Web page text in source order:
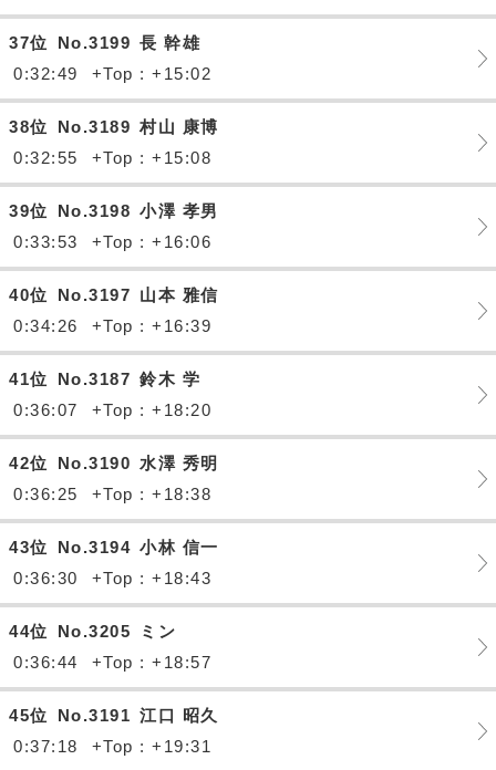
37位 No.3199 長 幹雄
0:32:49
+Top : +15:02
38位 No.3189 村山 康博
0:32:55
+Top : +15:08
39位 No.3198 小澤 孝男
0:33:53
+Top : +16:06
40位 No.3197 山本 雅信
0:34:26
+Top : +16:39
41位 No.3187 鈴木 学
0:36:07
+Top : +18:20
42位 No.3190 水澤 秀明
0:36:25
+Top : +18:38
43位 No.3194 小林 信一
0:36:30
+Top : +18:43
44位 No.3205
ミン
0:36:44
+Top : +18:57
45位 No.3191 江口 昭久
0:37:18
+Top : +19:31